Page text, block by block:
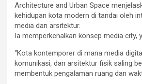
Architecture and Urban Space
kehidupan kota modern di tandai oleh
media dan arsitektur.
Ia memperkenalkan konsep media city,
“Kota kontemporer di mana media
komunikasi, dan arsitektur fisik saling
membentuk pengalaman ruang dan